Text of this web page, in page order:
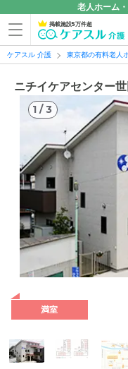
老人ホーム
掲載施設5万件超
ケアスル 介護 東京都の有料老人
ニチイケアセンター
1 /3
1/3
徴的なので、初めてで
満室